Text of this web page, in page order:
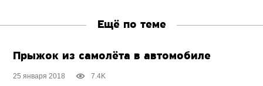
Ещё по теме
Прыжок из самолёта в автомобиле
25 января 2018 7.4K